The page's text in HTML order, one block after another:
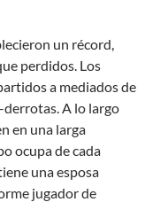
un récord,
perdidos. Los
a mediados de
derrotas. A lo largo
en una larga
ocupa de cada
una esposa
jugador de